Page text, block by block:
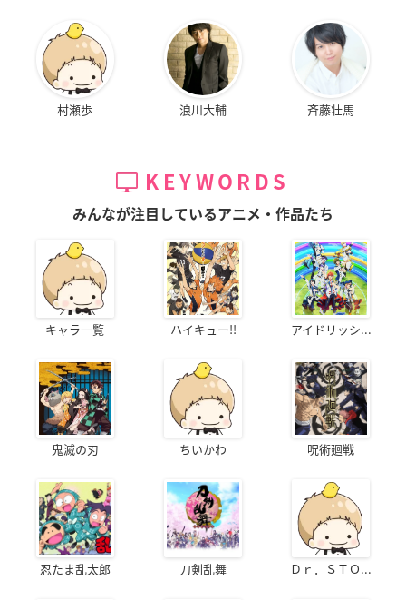
村瀬歩 浪川大輔 斉藤壮馬
KEYWORDS
みんなが注目しているアニメ・作品たち
キャラ一覧 ハイキュー!! アイドリッシ...
鬼滅の刃 ちいかわ 呪術廻戦
忍たま乱太郎 刀剣乱舞 Ｄｒ．ＳＴＯ...